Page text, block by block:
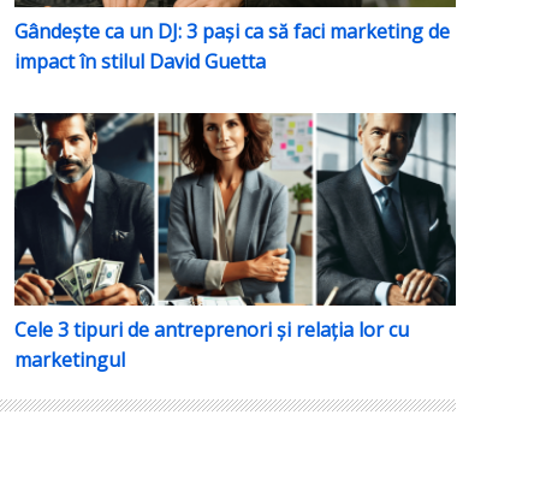
Gândește ca un DJ: 3 pași ca să faci marketing de
impact în stilul David Guetta
din BIZZ.CLUB Bootcamp
Cele 3 tipuri de antreprenori și relația lor cu marketingul
Cele 3 tipuri de antreprenori și relația lor cu
marketingul